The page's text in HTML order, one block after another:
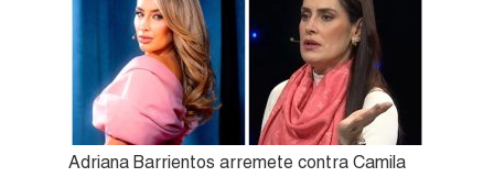
Adriana Barrientos arremete contra Camila